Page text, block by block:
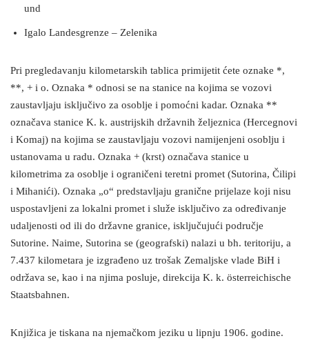
und
Igalo Landesgrenze – Zelenika
Pri pregledavanju kilometarskih tablica primijetit ćete oznake *,
**, + i o. Oznaka * odnosi se na stanice na kojima se vozovi
zaustavljaju isključivo za osoblje i pomoćni kadar. Oznaka **
označava stanice K. k. austrijskih državnih željeznica (Hercegnovi
i Komaj) na kojima se zaustavljaju vozovi namijenjeni osoblju i
ustanovama u radu. Oznaka + (krst) označava stanice u
kilometrima za osoblje i ograničeni teretni promet (Sutorina, Čilipi
i Mihanići). Oznaka „o“ predstavljaju granične prijelaze koji nisu
uspostavljeni za lokalni promet i služe isključivo za određivanje
udaljenosti od ili do državne granice, isključujući područje
Sutorine. Naime, Sutorina se (geografski) nalazi u bh. teritoriju, a
7.437 kilometara je izgrađeno uz trošak Zemaljske vlade BiH i
održava se, kao i na njima posluje, direkcija K. k. österreichische
Staatsbahnen.
Knjižica je tiskana na njemačkom jeziku u lipnju 1906. godine.